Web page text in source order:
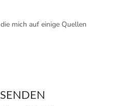
mich auf einige Quellen